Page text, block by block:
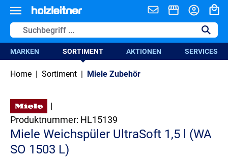
springen
MARKEN SORTIMENT AKTIONEN SERVICES
Home | Sortiment | Miele Zubehör
|
Produktnummer: HL15139
Miele Weichspüler UltraSoft 1,5 l (WA
SO 1503 L)